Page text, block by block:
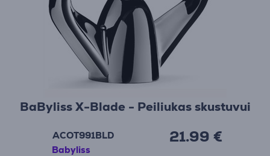
BaByliss X-Blade - Peiliukas skustuvui
ACOT991BLD
Babyliss
21.99 €